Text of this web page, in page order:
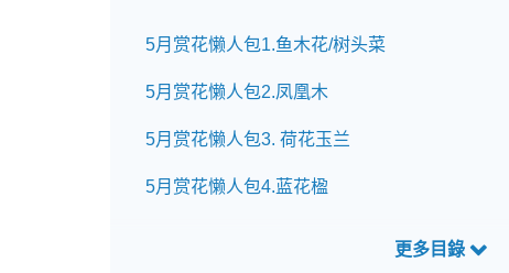
5月赏花懒人包1.鱼木花/树头菜
5月赏花懒人包2.凤凰木
5月赏花懒人包3. 荷花玉兰
5月赏花懒人包4.蓝花楹